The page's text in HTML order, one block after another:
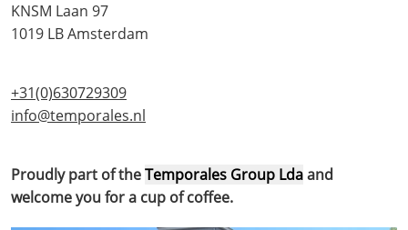
KNSM Laan 97
1019 LB Amsterdam
+31(0)630729309
info@temporales.nl
Proudly part of theTemporales Group Ldaand
welcome you for a cup of coffee.